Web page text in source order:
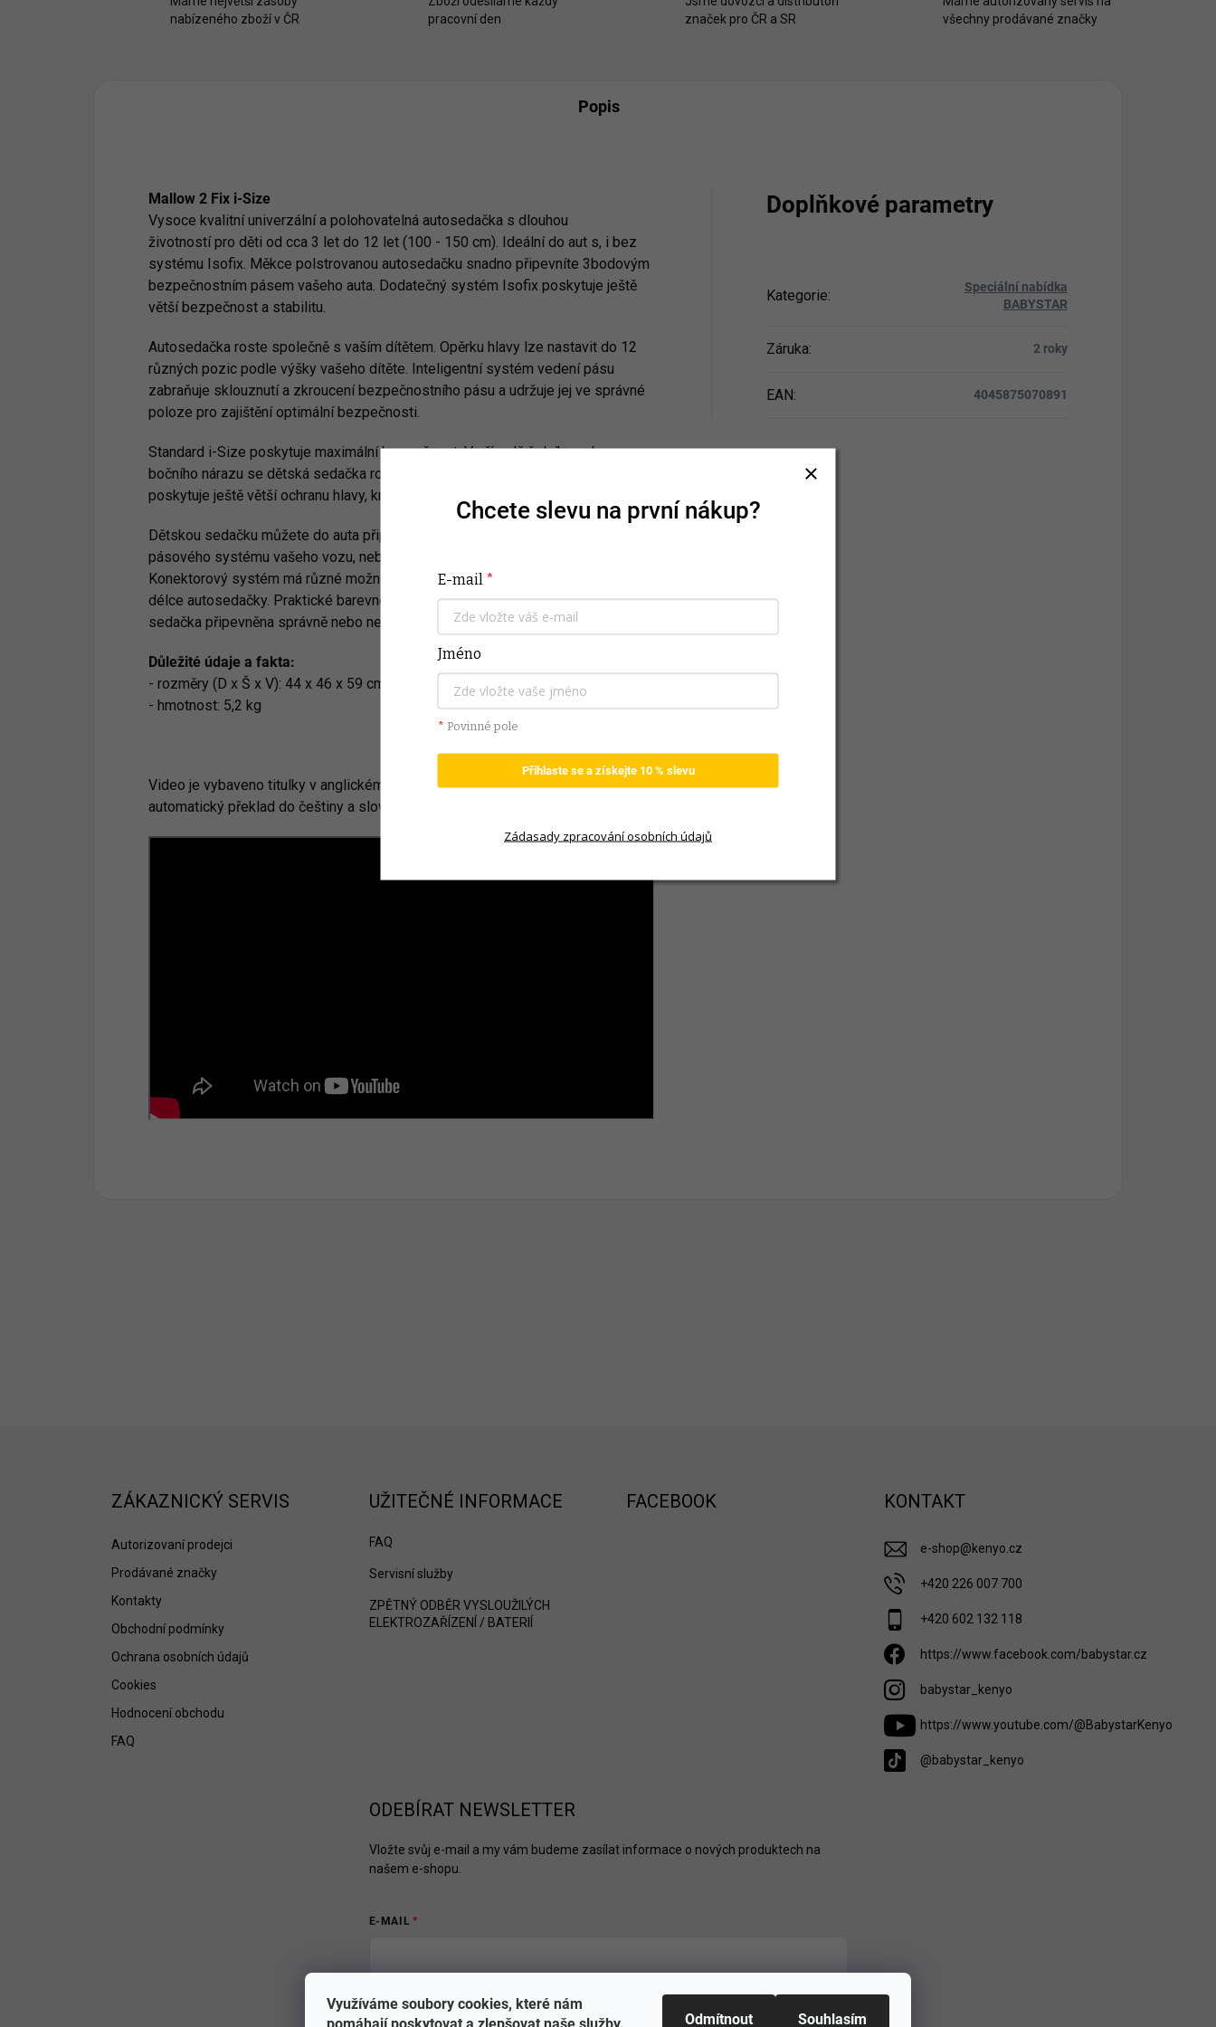
Využíváme soubory cookies, které nám
Odmítnout Souhlasím
nabízeného zboží v ČR
pracovní den
značek pro ČR a SR
všechny prodávané značky
Popis
Mallow 2 Fix i-Size
Vysoce kvalitní univerzální a polohovatelná autosedačka s dlouhou
životnostípro děti od cca 3 let do 12 let (100 - 150 cm). I deální do aut s, i bez
systému Isofix. Měkce polstrovanou autosedačku snadno připevníte 3bodovým
bezpečnostním pásem vašeho auta. Dodatečný systém Isofix poskytuje ještě
větší bezpečnost a stabilitu.
Autosedačka roste společně s vaším dítětem. Opěrku hlavy lze nastavit do 12
různých pozic podle výšky vašeho dítěte. Inteligentní systém vedení pásu
zabraňuje sklouznutí a zkroucení bezpečnostního pásu a udržuje jej ve správné
poloze pro zajištění optimální bezpečnosti.
Standard i-Size poskytuje maximální bezpečnost. V případě čelního nebo
bočního nárazu se dětská sedačka rozloží a tím minimalizuje vzniklé síly. To
poskytuje ještě větší ochranu hlavy, krku, horní části těla a pánve vašeho dítěte.
Dětskou sedačku můžete do auta připevnit dvěma způsoby: pomocí 3bodového
pásového systému vašeho vozu, nebo také pomocí systému Isofix.
Konektorový systém má různé možnosti nastavení a dokonale se tak přizpůsobí
délce autosedačky. Praktické barevné indikátory vám vždy ukážou, zda je
sedačka připevněna správně nebo ne.
Důležité údaje a fakta:
- rozměry (D x Š x V): 44 x 46 x 59 cm
- hmotnost: 5,2 kg
Video je vybaveno titulky v anglickém jazyce - v nastavení si můžete zadat
automatický překlad do češtiny a slovenštiny.
Doplňkové parametry
Kategorie:
Speciální nabídka
BABYSTAR
Záruka: 2 roky
EAN: 4045875070891
ZÁKAZNICKÝ SERVIS
Autorizovaní prodejci
Prodávané značky
Kontakty
Obchodní podmínky
Ochrana osobních údajů
Cookies
Hodnocení obchodu
FAQ
UŽITEČNÉ INFORMACE
FAQ
Servisní služby
ZPĚTNÝ ODBĚR VYSLOUŽILÝCH
ELEKTROZAŘÍZENÍ / BATERIÍ
FACEBOOK KONTAKT
e-shop@kenyo.cz
+420 226 007 700
+420 602 132 118
https://www.facebook.com/babystar.cz
babystar_kenyo
https://www.youtube.com/@BabystarKenyo
@babystar_kenyo
ODEBÍRAT NEWSLETTER
Vložte svůj e-mail a my vám budeme zasílat informace o nových produktech na
našem e-shopu.
E-MAIL
Přihlásit se
Chcete slevu na první nákup?
E-mail *
Jméno
* Povinné pole
Přihlaste se a získejte 10 % slevu
Zádasady zpracování osobních údajů